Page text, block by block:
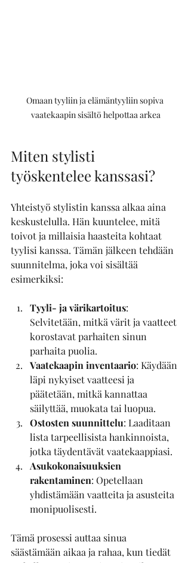
Omaan tyyliin ja elämäntyyliin sopiva
vaatekaapin sisältö helpottaa arkea
Miten stylisti
työskentelee kanssasi?
Yhteistyö stylistin kanssa alkaa aina
keskustelulla. Hän kuuntelee, mitä
toivot ja millaisia haasteita kohtaat
tyylisi kanssa. Tämän jälkeen tehdään
suunnitelma, joka voi sisältää
esimerkiksi:
Tyyli- ja värikartoitus:
Selvitetään, mitkä värit ja vaatteet
korostavat parhaiten sinun
parhaita puolia.
Vaatekaapin inventaario: Käydään
läpi nykyiset vaatteesi ja
päätetään, mitkä kannattaa
säilyttää, muokata tai luopua.
Ostosten suunnittelu: Laaditaan
lista tarpeellisista hankinnoista,
jotka täydentävät vaatekaappiasi.
Asukokonaisuuksien
rakentaminen: Opetellaan
yhdistämään vaatteita ja asusteita
monipuolisesti.
Tämä prosessi auttaa sinua
säästämään aikaa ja rahaa, kun tiedät